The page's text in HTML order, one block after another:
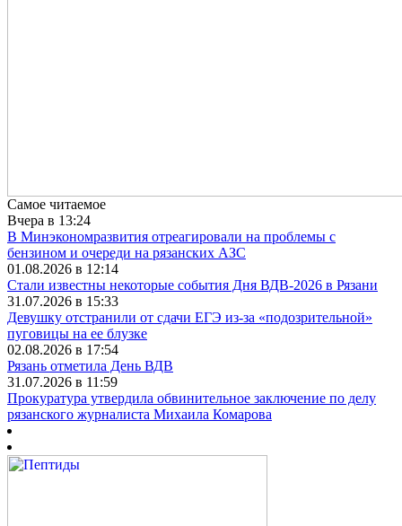
Самое читаемое
Вчера в 13:24
В Минэкономразвития отреагировали на проблемы с
бензином и очереди на рязанских АЗС
01.08.2026 в 12:14
Стали известны некоторые события Дня ВДВ-2026 в Рязани
31.07.2026 в 15:33
Девушку отстранили от сдачи ЕГЭ из-за «подозрительной»
пуговицы на ее блузке
02.08.2026 в 17:54
Рязань отметила День ВДВ
31.07.2026 в 11:59
Прокуратура утвердила обвинительное заключение по делу
рязанского журналиста Михаила Комарова